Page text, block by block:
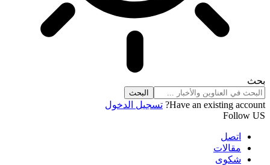
بحث
Have an existing account?
تسجيل الدخول
Follow US
اتصل
مقالات
شكوى